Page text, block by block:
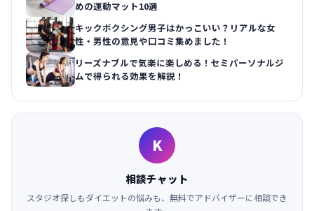
めの運動マット10選
キックボクシング男子はかっこいい？リアルな女
性・男性の意見や口コミ集めました！
リーズナブルで気楽に楽しめる！セミパーソナルジ
ムで得られる効果を解説！
K
相談チャット
スタジオ探しもダイエットの悩みも、無料でアドバイザーに相談でき